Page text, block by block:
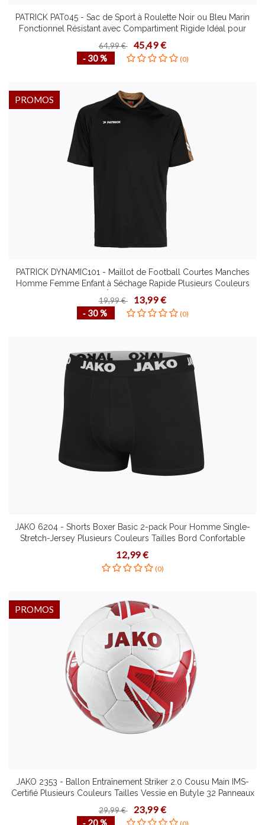
PATRICK PAT045 - Sac de Sport à Roulette Noir ou Bleu Marin
Fonctionnel Résistant avec Compartiment Rigide Idéal pour
Rangement Chaussures
64,99 € 45,49 €
‐ 30 % (0)
PATRICK DYNAMIC101 - Maillot de Football Courtes Manches
Homme Femme Enfant à Séchage Rapide Plusieurs Couleurs
Tailles Étirement Dynamique
19,99 € 13,99 €
‐ 30 % (0)
PROMOS
JAKO 6204 - Shorts Boxer Basic 2-pack Pour Homme Single-
Stretch-Jersey Plusieurs Couleurs Tailles Bord Confortable
Matière à Séchage Rapide Confort Agréablement Sec Coutures
Flatlock
12,99 €
(0)
JAKO 2353 - Ballon Entraînement Striker 2.0 Cousu Main IMS-
Certifié Plusieurs Couleurs Tailles Vessie en Butyle 32 Panneaux
29,99 €
23,99 €
‐ 20 %
PROMOS